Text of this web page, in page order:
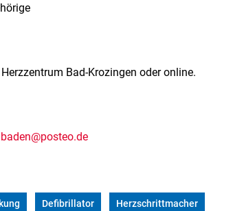
Bad-Krozingen oder online.
Defibrillator Herzschrittmacher